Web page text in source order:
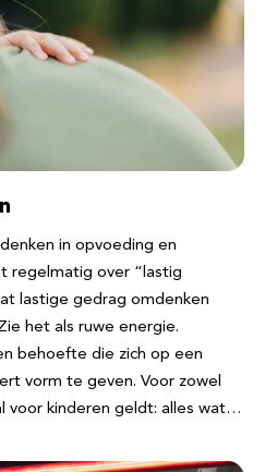
in opvoeding en
regelmatig over “lastig
lastige gedrag omdenken
het als ruwe energie.
behoefte die zich op een
vorm te geven. Voor zowel
voor kinderen geldt: alles wat…